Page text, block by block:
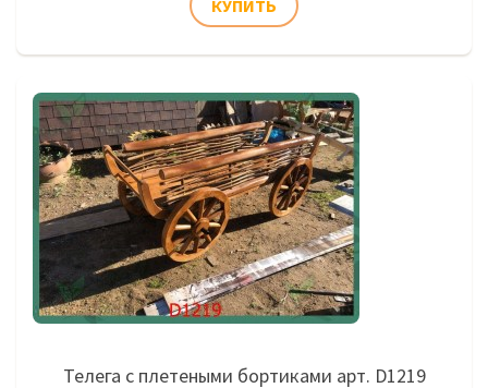
Телега с плетеными бортиками арт. D1219